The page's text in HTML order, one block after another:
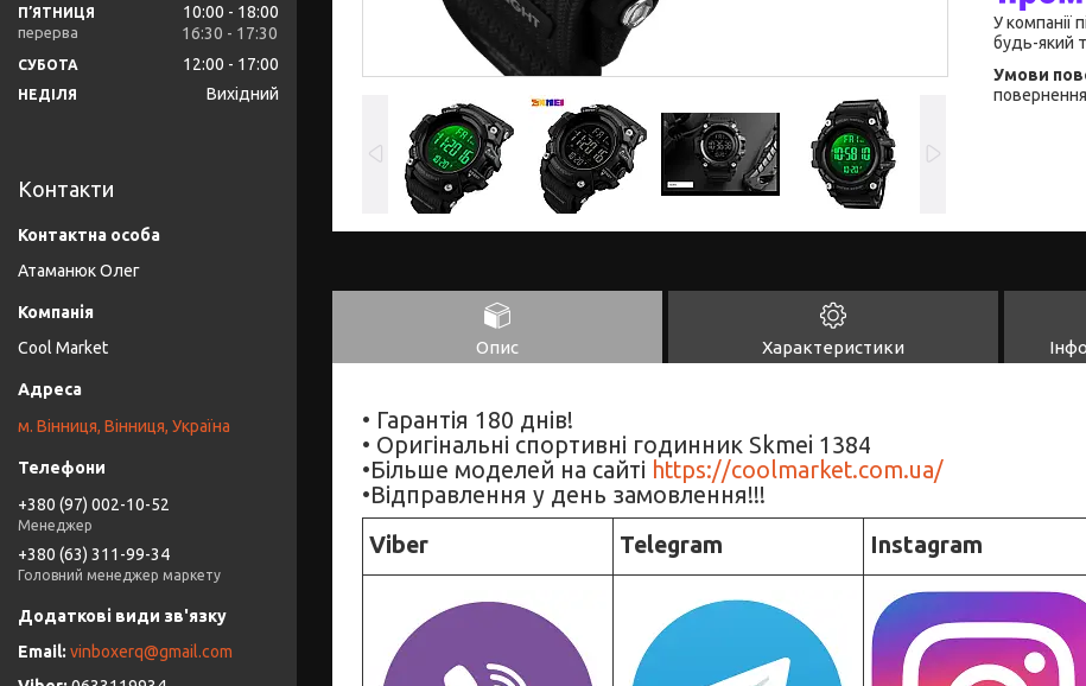
У компанії
будь-який
Опис Характеристики
• Гарантія 180 днів!
• Оригінальні спортивні годинник Skmei 1384
•Більше моделей на сайті https://coolmarket.com.ua/
•Відправлення у день замовлення!!!
Viber
Telegram Instagram
ПʼЯТНИЦЯ 10:00
18:00
16:30
17:30
СУБОТА 12:00 17:00
НЕДІЛЯ Вихідний
Контакти
Атаманюк Олег
Cool Market
м. Вінниця, Вінниця, Україна
+380 (97) 002-10-52
Менеджер
+380 (63) 311-99-34
Головний менеджер маркету
vinboxerq@gmail.com